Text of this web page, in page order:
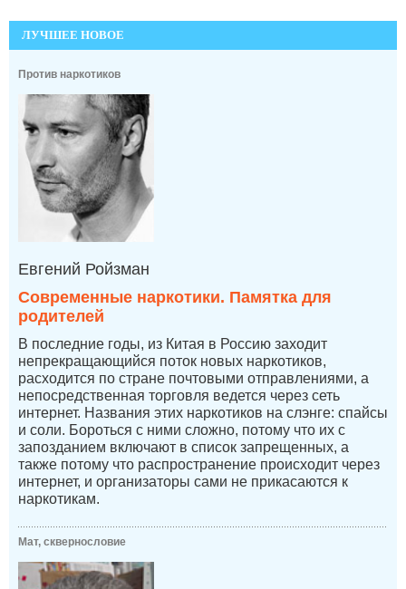
ЛУЧШЕЕ НОВОЕ
Против наркотиков
Евгений Ройзман
Современные наркотики. Памятка для
родителей
В последние годы, из Китая в Россию заходит
непрекращающийся поток новых наркотиков,
расходится по стране почтовыми отправлениями, а
непосредственная торговля ведется через сеть
интернет. Названия этих наркотиков на слэнге: спайсы
и соли. Бороться с ними сложно, потому что их с
запозданием включают в список запрещенных, а
также потому что распространение происходит через
интернет, и организаторы сами не прикасаются к
наркотикам.
Мат, сквернословие